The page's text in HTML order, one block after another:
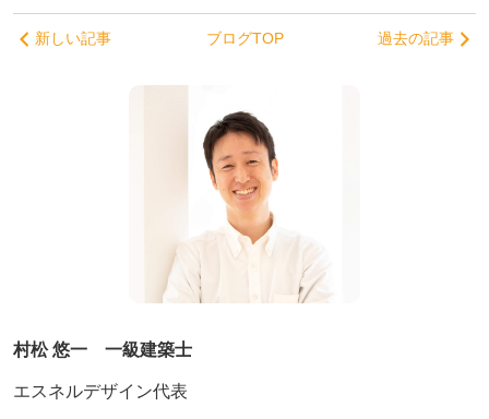
新しい記事 ブログTOP 過去の記事
村松 悠一 一級建築士
エスネルデザイン代表